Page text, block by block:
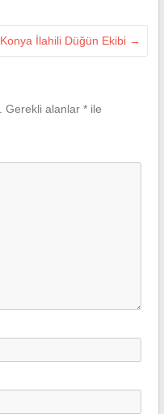
Konya İlahili Düğün Ekibi →
Gerekli alanlar *ile